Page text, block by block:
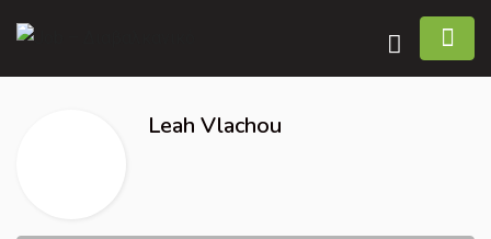
Leah Vlachou